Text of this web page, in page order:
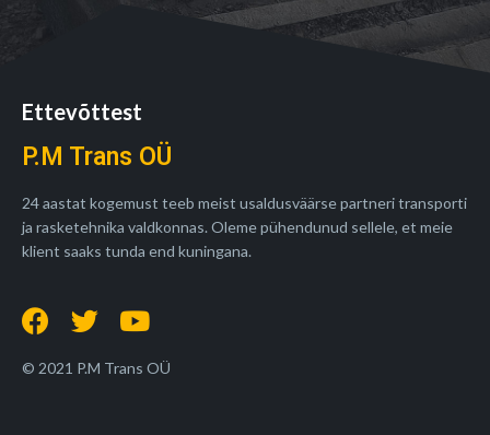
Ettevõttest
P.M Trans OÜ
24 aastat kogemust teeb meist usaldusväärse partneri transporti
ja rasketehnika valdkonnas. Oleme pühendunud sellele, et meie
klient saaks tunda end kuningana.
© 2021 P.M Trans OÜ